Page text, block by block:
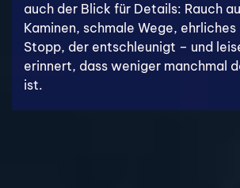
auch der Blick für Details: Rauch
Kaminen, schmale Wege, ehrliches
Stopp, der entschleunigt – und
erinnert, dass weniger manchmal
ist.